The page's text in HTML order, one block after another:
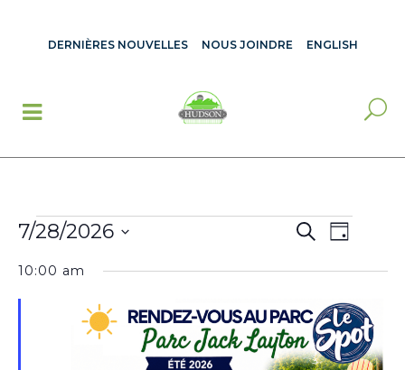
DERNIÈRES NOUVELLES NOUS JOINDRE ENGLISH
ÉVÈNEMENTS
FOR
JUILLET
2026
VUES
Recherche
Jour
7/28/2026
10:00 am